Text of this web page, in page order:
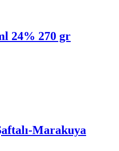
24% 270 gr
Marakuya